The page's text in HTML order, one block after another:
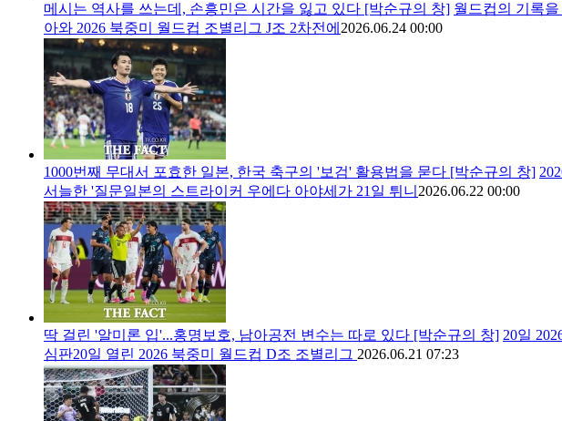
메시는 역사를 쓰는데, 손흥민은 시간을 잃고 있다 [박순규의 창] 월드컵의 기록
아와 2026 북중미 월드컵 조별리그 J조 2차전에 2026.06.24 00:00
1000번째 무대서 포효한 일본, 한국 축구의 '보검' 활용법을 묻다 [박순규의 창]
서늘한 '질문일본의 스트라이커 우에다 아야세가 21일 튀니 2026.06.22 00:00
딱 걸린 '알미론 입'...홍명보호, 남아공전 변수는 따로 있다 [박순규의 창] 20일
심판20일 열린 2026 북중미 월드컵 D조 조별리그 2026.06.21 07:23